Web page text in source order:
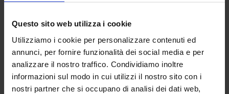
Questo sito web utilizza i cookie
Utilizziamo i cookie per personalizzare contenuti ed
annunci, per fornire funzionalità dei social media e per
analizzare il nostro traffico. Condividiamo inoltre
informazioni sul modo in cui utilizzi il nostro sito con i
nostri partner che si occupano di analisi dei dati web,